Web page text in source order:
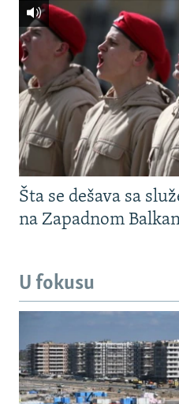
Šta se dešava sa
na Zapadnom
U fokusu